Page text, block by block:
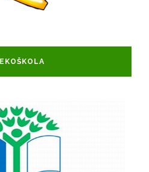
EKOŠKOLA